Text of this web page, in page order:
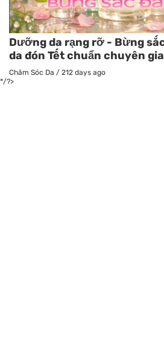
Dưỡng da rạng rỡ - Bừng
da đón Tết chuẩn chuyên gia
Chăm Sóc Da / 212 days ago
*/?>